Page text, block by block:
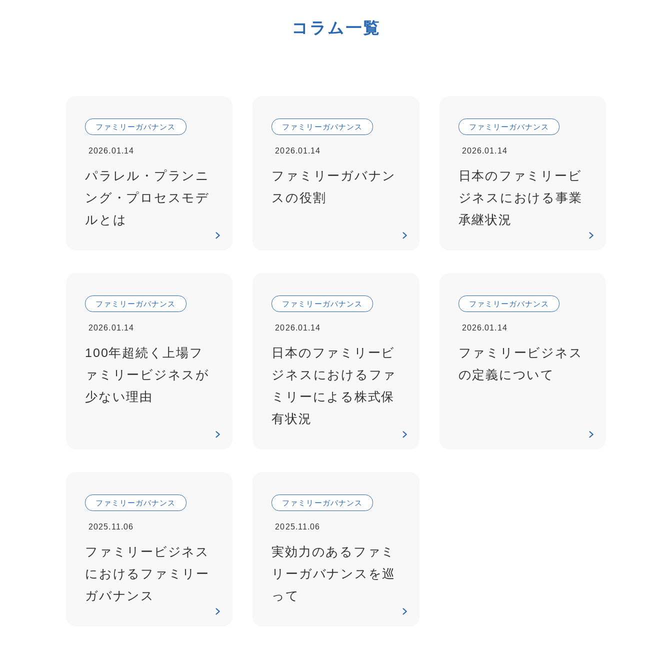
コラム一覧
ファミリーガバナンス
2026.01.14
パラレル・プランニ
ング・プロセスモデ
ルとは
ファミリーガバナンス
2026.01.14
ファミリーガバナン
スの役割
ファミリーガバナンス
2026.01.14
日本のファミリービ
ジネスにおける事業
承継状況
ファミリーガバナンス
2026.01.14
100年超続く上場フ
ァミリービジネスが
少ない理由
ファミリーガバナンス
2026.01.14
日本のファミリービ
ジネスにおけるファ
ミリーによる株式保
有状況
ファミリーガバナンス
2026.01.14
ファミリービジネス
の定義について
ファミリーガバナンス
2025.11.06
ファミリービジネス
におけるファミリー
ガバナンス
ファミリーガバナンス
2025.11.06
実効力のあるファミ
リーガバナンスを巡
って